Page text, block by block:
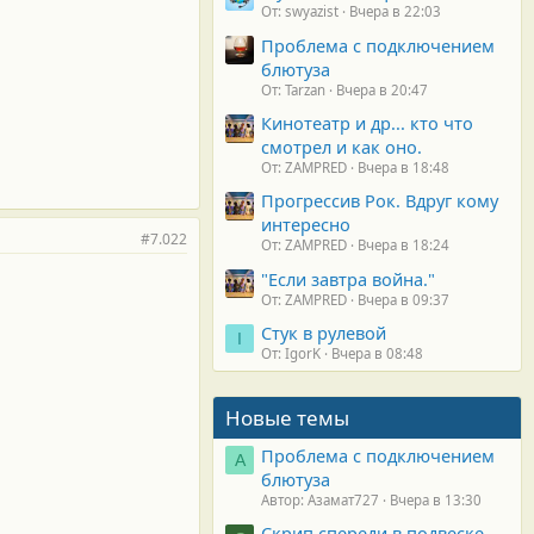
#7.022
От: swyazist Вчера в 22:03
Проблема с подключением
блютуза
От: Tarzan Вчера в 20:47
Кинотеатр и др... кто что
смотрел и как оно.
От: ZAMPRED Вчера в 18:48
Прогрессив Рок. Вдруг кому
интересно
От: ZAMPRED Вчера в 18:24
"Если завтра война."
От: ZAMPRED Вчера в 09:37
I Стук в рулевой
От: IgorK Вчера в 08:48
Новые темы
А
Проблема с подключением
блютуза
Автор: Азамат727 Вчера в 13:30